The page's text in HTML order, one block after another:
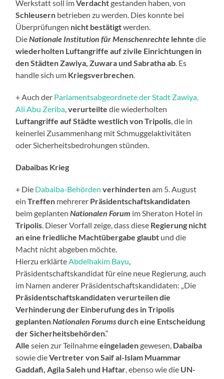
Werkstatt soll imVerdachtgestanden haben, von
Schleusern betrieben zu werden. Dies konnte bei
Überprüfungen nicht bestätigtwerden.
Die Nationale Institution für Menschenrechte lehnte die
wiederholten Luftangriffe aufzivile Einrichtungen in
den Städten Zawiya, Zuwara und Sabratha ab . Es
handle sich um Kriegsverbrechen
+ Auch der Parlamentsabgeordnete der Stadt Zawiya,
Ali Abu Zeriba ,verurteilte die wiederholten
Luftangriffe auf Städte westlich von Tripolis , die in
keinerlei Zusammenhang mit Schmuggelaktivitäten
oder Sicherheitsbedrohungen stünden.
Dabaibas Krieg
+ Die Dabaiba-Behörden verhindertenam 5. August
einTreffen mehrerer Präsidentschaftskandidaten
beim geplanten Nationalen Forum im Sheraton Hotel in
Tripolis . Dieser Vorfall zeige, dass diese Regierung nicht
an eine friedliche Machtübergabe glaubt und die
Macht nicht abgeben möchte.
Hierzu erklärte Abdelhakim Bayu
Präsidentschaftskandidat für eine neue Regierung, auch
im Namen anderer Präsidentschaftskandidaten: „Die
Präsidentschaftskandidaten verurteilen die
Verhinderung der Einberufung des in Tripolis
geplanten Nationalen Forumsdurch eine Entscheidung
der Sicherheitsbehörden.“
Alle seien zur Teilnahmeeingeladengewesen, Dabaiba
sowie dieVertreter vonSaif al-Islam Muammar
Gaddafi, Agila Saleh und Haftar , ebenso wie die UN-